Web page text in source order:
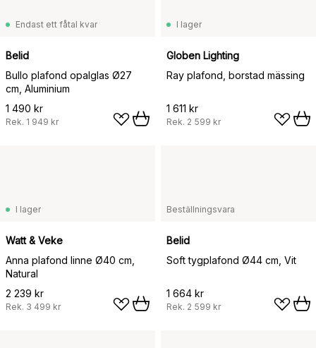
Endast ett fåtal kvar
Belid
Bullo plafond opalglas Ø27
cm, Aluminium
1 490 kr
Rek. 1 949 kr
I lager
Globen Lighting
Ray plafond, borstad mässing
1 611 kr
Rek. 2 599 kr
I lager
Watt & Veke
Anna plafond linne Ø40 cm,
Natural
2 239 kr
Rek. 3 499 kr
Beställningsvara
Belid
Soft tygplafond Ø44 cm, Vit
1 664 kr
Rek. 2 599 kr